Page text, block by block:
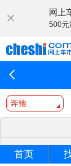
网上
500元
奔驰
首页